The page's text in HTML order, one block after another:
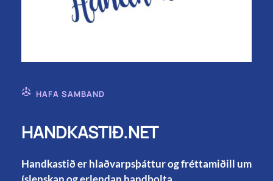
HAFA SAMBAND
HANDKASTIÐ.NET
Handkastið er hlaðvarpsþáttur og fréttamiðill um